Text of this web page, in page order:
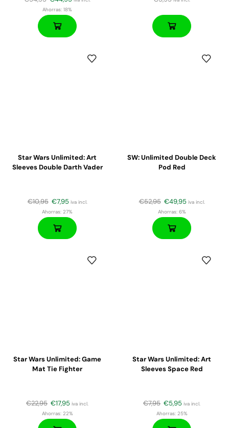
Ahorras: 18%
Star Wars Unlimited: Art
Sleeves Double Darth Vader
€10,95 €7,95 iva incl.
Ahorras: 27%
SW: Unlimited Double Deck
Pod Red
€52,95 €49,95 iva incl.
Ahorras:6%
Star Wars Unlimited: Game
Mat Tie Fighter
€22,95 €17,95 iva incl.
Ahorras:22%
Star Wars Unlimited: Art
Sleeves Space Red
€7,95 €5,95 iva incl.
Ahorras:25%